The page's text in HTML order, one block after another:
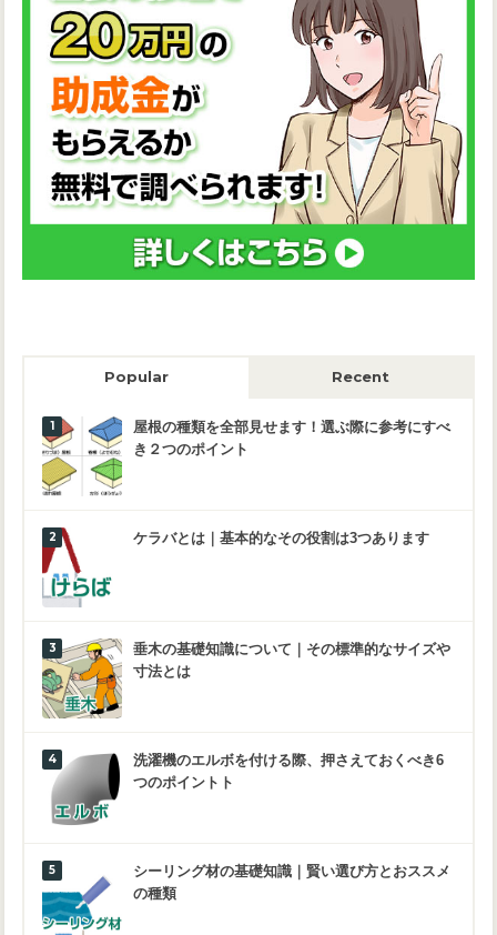
Popular Recent
屋根の種類を全部見せます！選ぶ際に参考にすべ
き２つのポイント
ケラバとは｜基本的なその役割は3つあります
垂木の基礎知識について｜その標準的なサイズや
寸法とは
洗濯機のエルボを付ける際、押さえておくべき6
つのポイントト
シーリング材の基礎知識｜賢い選び方とおススメ
の種類